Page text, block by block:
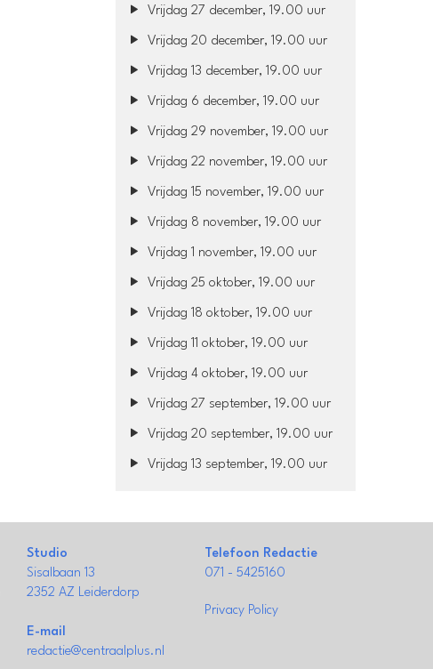
Vrijdag 27 december, 19.00 uur
Vrijdag 20 december, 19.00 uur
Vrijdag 13 december, 19.00 uur
Vrijdag 6 december, 19.00 uur
Vrijdag 29 november, 19.00 uur
Vrijdag 22 november, 19.00 uur
Vrijdag 15 november, 19.00 uur
Vrijdag 8 november, 19.00 uur
Vrijdag 1 november, 19.00 uur
Vrijdag 25 oktober, 19.00 uur
Vrijdag 18 oktober, 19.00 uur
Vrijdag 11 oktober, 19.00 uur
Vrijdag 4 oktober, 19.00 uur
Vrijdag 27 september, 19.00 uur
Vrijdag 20 september, 19.00 uur
Vrijdag 13 september, 19.00 uur
Studio
Sisalbaan 13
2352 AZ Leiderdorp
E-mail
redactie@centraalplus.nl
Telefoon Redactie
071 - 5425160
Privacy Policy